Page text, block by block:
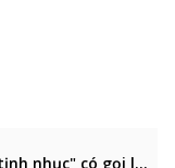
Bất đắc dĩ phải nấu thịt "tam tịnh nhục" có gọi là sát sinh không?